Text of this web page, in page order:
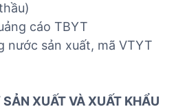
cáo TBYT
nước sản xuất, mã VTYT
XUẤT VÀ XUẤT KHẨU